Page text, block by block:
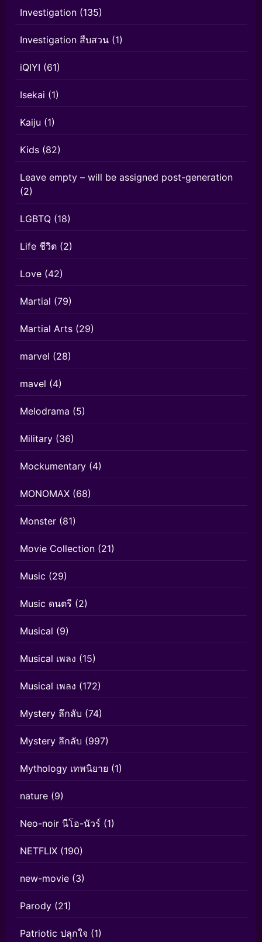
Investigation (135)
Investigation สืบสวน (1)
iQIYI (61)
Isekai (1)
Kaiju (1)
Kids (82)
Leave empty – will be assigned post-generation
(2)
LGBTQ (18)
Life ชีวิต (2)
Love (42)
Martial (79)
Martial Arts (29)
marvel (28)
mavel (4)
Melodrama (5)
Military (36)
Mockumentary (4)
MONOMAX (68)
Monster (81)
Movie Collection (21)
Music (29)
Music ดนตรี (2)
Musical (9)
Musical เพลง (15)
Musical เพลง (172)
Mystery ลึกลับ (74)
Mystery ลึกลับ (997)
Mythology เทพนิยาย (1)
nature (9)
Neo-noir นีโอ-นัวร์ (1)
NETFLIX (190)
new-movie (3)
Parody (21)
Patriotic ปลุกใจ (1)